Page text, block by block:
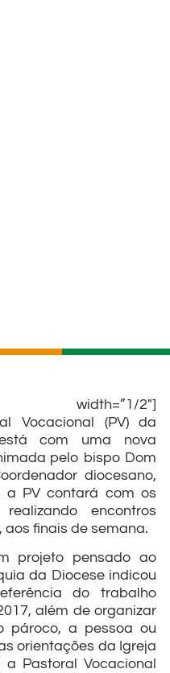
width=”1/2″]
Vocacional (PV) da
com uma nova
pelo bispo Dom
diocesano,
a PV contará com os
encontros
finais de semana.
projeto pensado ao
da Diocese indicou
do trabalho
além de organizar
pároco, a pessoa ou
orientações da Igreja
Pastoral Vocacional